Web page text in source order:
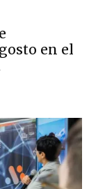
en el